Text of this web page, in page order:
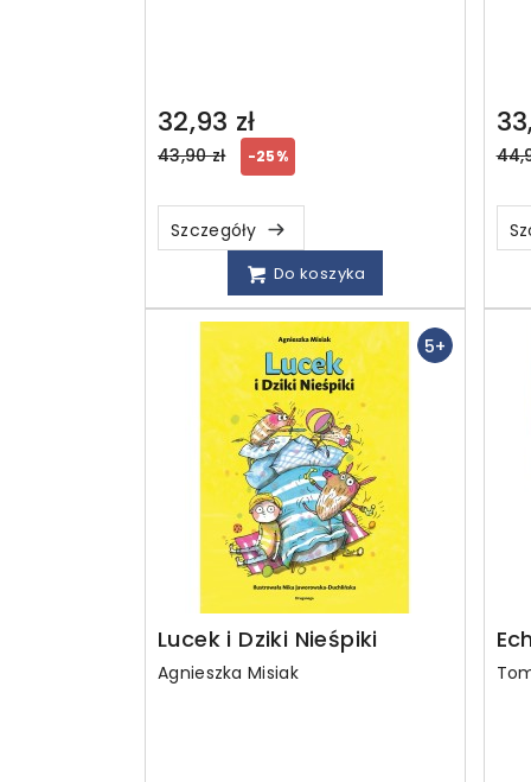
32,93 zł
Regular
43,90 zł -25%
Szczegóły
Do koszyka
5+
Lucek i Dziki Nieśpiki
Agnieszka Misiak